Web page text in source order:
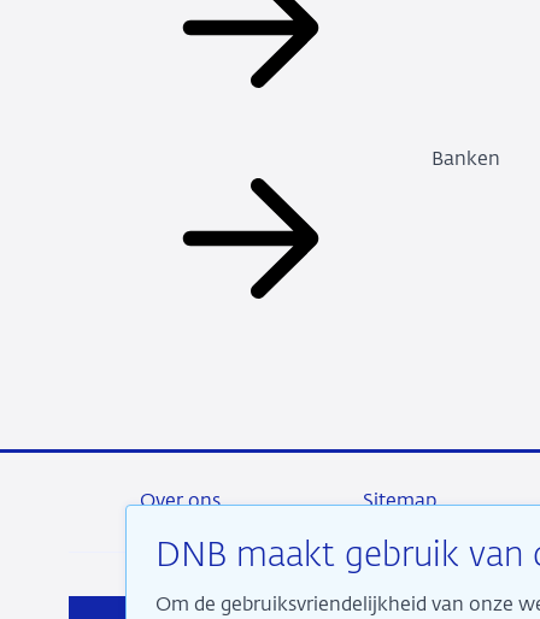
Banken
DNB maakt gebruik van
Om de gebruiksvriendelijkheid van onze
Over ons Sitemap